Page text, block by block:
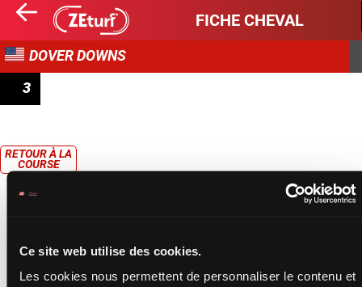
Ce site web utilise des cookies.
Les cookies nous permettent de personnaliser le contenu et
FICHE CHEVAL
DOVER DOWNS
3
RETOUR À LA
COURSE